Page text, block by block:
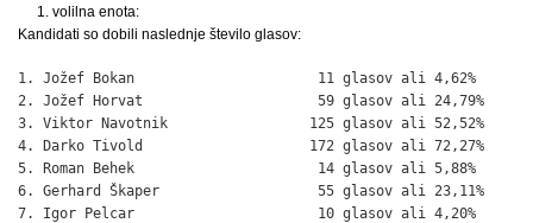
1. volilna enota:
Kandidati so dobili naslednje število glasov:
1. Jožef Bokan                      11 glasov ali 4,62%
2. Jožef Horvat                     59 glasov ali 24,79%
3. Viktor Navotnik                 125 glasov ali 52,52%
4. Darko Tivold                    172 glasov ali 72,27%
5. Roman Behek                      14 glasov ali 5,88%
6. Gerhard Škaper                   55 glasov ali 23,11%
7. Igor Pelcar                      10 glasov ali 4,20%